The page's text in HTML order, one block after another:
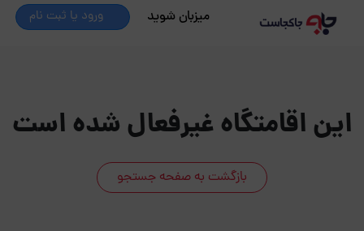
میزبان شوید ورود یا ثبت نام
این اقامتگاه غیرفعال شده است
بازگشت به صفحه جستجو